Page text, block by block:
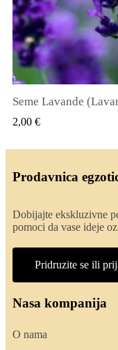
Seme Lavande
2,00 €
Prodavnica
Dobijajte ekskluzivne
pomoci da vase ideje
Pridruzite se ili
Nasa kompanija
O nama